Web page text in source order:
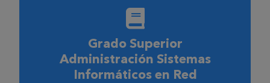
Grado Superior
Administración Sistemas
Informáticos en Red